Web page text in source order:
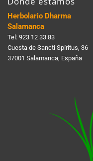
Herbolario Dharma
Salamanca
Tel: 923 12 33 83
Cuesta de Sancti Spí­ritus, 36
37001 Salamanca, España